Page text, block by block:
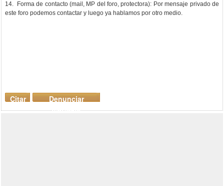
14. Forma de contacto (mail, MP del foro, protectora): Por mensaje privado de
este foro podemos contactar y luego ya hablamos por otro medio.
Denunciar
mensaje
Citar